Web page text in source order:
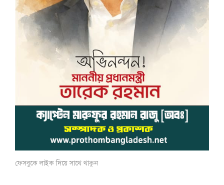
ফেসবুকে লাইক দিয়ে সাথে থাকুন